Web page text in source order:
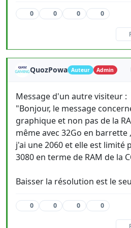
0 0 0 0
QuozPowa Auteur Admin
Message d'un autre visiteur :
"Bonjour, le message
graphique et non pas de la
même avec 32Go en barrette
j'ai une 2060 et elle est limité
3080 en terme de RAM de la
Baisser la résolution est le
0 0 0 0